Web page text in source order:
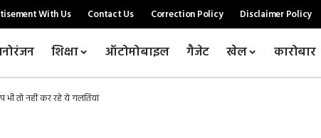
With Us Contact Us Correction Policy Disclaimer Policy
शिक्षा ऑटोमोबाइल गैजेट खेल कारोबार
तो नहीं कर रहे ये गलतियां